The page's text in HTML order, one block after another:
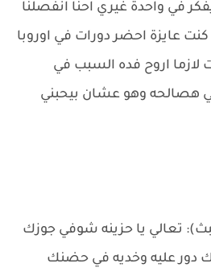
في واحدة غيري احنا انفصلنا
عايزة احضر دورات في اوروبا
لازما اروح فده السبب في
هصالحه وهو عشان بيحبني
تعالي يا حزينه شوفي جوزك
دور عليه وخديه في حضنك